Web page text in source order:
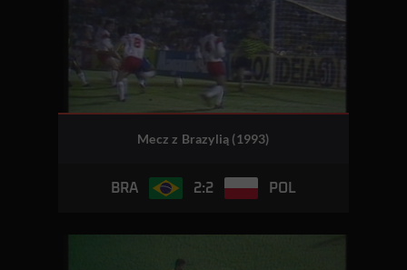
Mecz z Brazylią (1993)
BRA 2:2 POL